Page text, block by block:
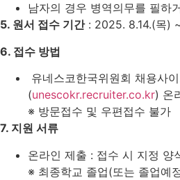
남자의 경우 병역의무를 필하
5. 원서 접수 기간: 2025. 8.14.(목)
6. 접수 방법
유네스코한국위원회 채용사
(unescokr.recruiter.co.kr) 온
※ 방문접수 및 우편접수 불가
7. 지원 서류
온라인 제출 : 접수 시 지정 양
※ 최종학교 졸업(또는 졸업예